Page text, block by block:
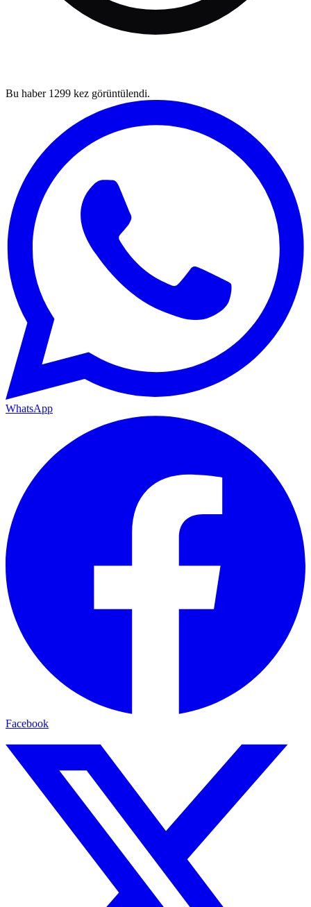
Bu haber 1299 kez görüntülendi.
WhatsApp
Facebook